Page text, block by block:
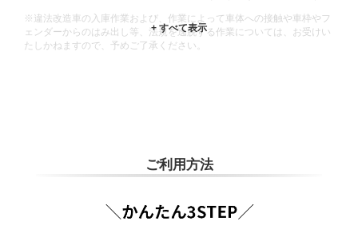
※違法改造車の入庫作業および、作業によって車体への接触や車枠やフ
ェンダーからのはみ出し等、法規を逸脱する作業については、お受けい
たしかねますので、予めご了承ください。
ご利用方法